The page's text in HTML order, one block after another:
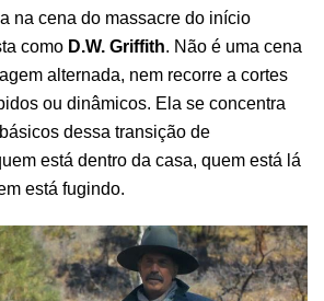
na cena do massacre do início
como D.W. Griffith. Não é uma cena
alternada, nem recorre a cortes
ou dinâmicos. Ela se concentra
dessa transição de
está dentro da casa, quem está lá
está fugindo.